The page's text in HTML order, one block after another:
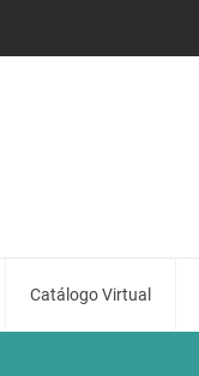
Catálogo Virtual